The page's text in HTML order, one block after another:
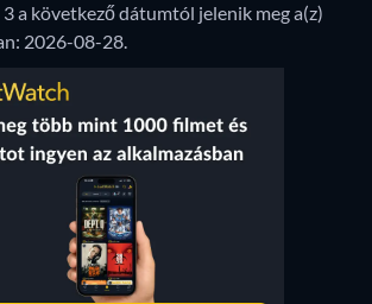
3 a következő dátumtól jelenik meg a(z)
2026-08-28.